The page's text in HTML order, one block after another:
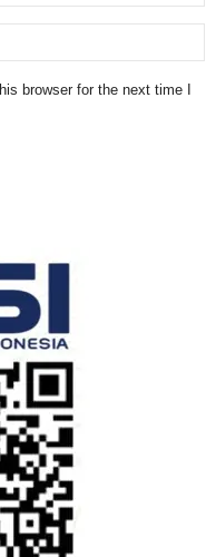
browser for the next time I